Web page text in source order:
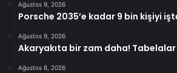
Ağustos 9, 2026
Porsche 2035’e kadar 9 bin kişiyi
Ağustos 9, 2026
Akaryakıta bir zam daha!
Ağustos 8, 2026